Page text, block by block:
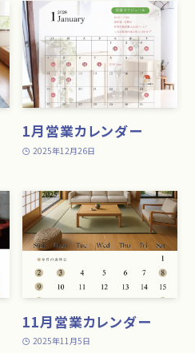
1月営業カレンダー
2025年12月26日
11月営業カレンダー
2025年11月5日